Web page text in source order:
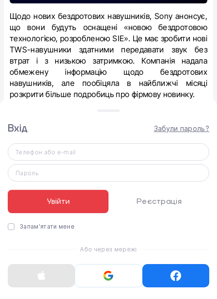
Щодо нових бездротових навушників, Sony анонсує,
що вони будуть оснащені «новою бездротовою
технологією, розробленою SIE». Це має зробити нові
TWS-навушники здатними передавати звук без
втрат і з низькою затримкою. Компанія надала
обмежену інформацію щодо бездротових
навушників, але пообіцяла в найближчі місяці
розкрити більше подробиць про фірмову новинку.
матимуть назву Project Nomad і приблизний час
автономної роботи 5 годин, майже практично такий
як AirPods від Apple, але трохи менший за Sony WF-
1000XM3 (6 годин), і постачатимуться із зарядним
футляром, який можна заряджати через кабель
USB-C до PlayStation5.
Вхід Забули пароль?
Телефон або e-mail
Пароль
Увійти Реєстрація
Запам'ятати мене
Або через мережі